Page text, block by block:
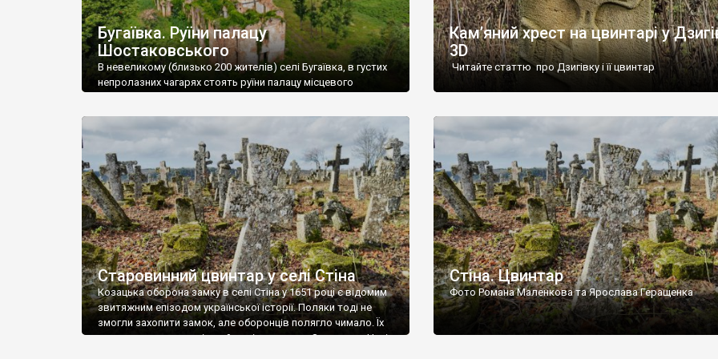
Бугаївка. Руїни палацу
Шостаковського
В невеликому (близько 200 жителів) селі Бугаївка, в густих
непролазних чагарях стоять руїни палацу місцевого
потім клуб, ще пізніше – гуртожиток. У 60-х роках минулого
століття тут розмістили туберкульозну лікарню. Коли із
палацу виїхала лікарня – ми точно не […]
Кам’яний хрест на цвинтарі у
3D
Читайте статтю про Дзигівку і її цвинтар
Старовинний цвинтар у селі Стіна
Козацька оборона замку в селі Стіна у 1651 році є відомим
звитяжним епізодом української історії. Поляки тоді не
змогли захопити замок, але оборонців полягло чимало. Їх
поховали на цвинтарі, який тоді називався Замковим. Нині
Стіна. Цвинтар
Фото Романа Маленкова та Ярослава Геращенка